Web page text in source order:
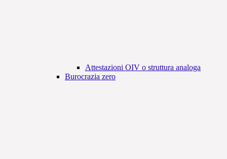
Attestazioni OIV o struttura analoga
Burocrazia zero